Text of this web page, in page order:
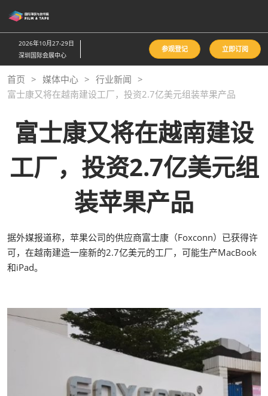
接
跳
至
内
容
2026年10月27-29日
深圳国际会展中心
参观登记 立即订阅
首页 媒体中心
行业新闻
富士康又将在越南建设工厂，投资2.7亿美元组装苹果产品
富士康又将在越南建设
工厂，投资2.7亿美元组
装苹果产品
据外媒报道称，苹果公司的供应商富士康（Foxconn）已获得许
可，在越南建造一座新的2.7亿美元的工厂，可能生产MacBook
和iPad。